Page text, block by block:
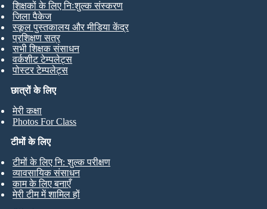
छात्रों के लिए
मेरी कक्षा
Photos For Class
शिक्षकों के लिए निःशुल्क संस्करण
जिला पैकेज
स्कूल पुस्तकालय और मीडिया केंद्र
प्रशिक्षण सत्र
सभी शिक्षक संसाधन
वर्कशीट टेम्पलेट्स
पोस्टर टेम्पलेट्स
टीमों के लिए
टीमों के लिए नि: शुल्क परीक्षण
व्यावसायिक संसाधन
काम के लिए बनाएँ
मेरी टीम में शामिल हों